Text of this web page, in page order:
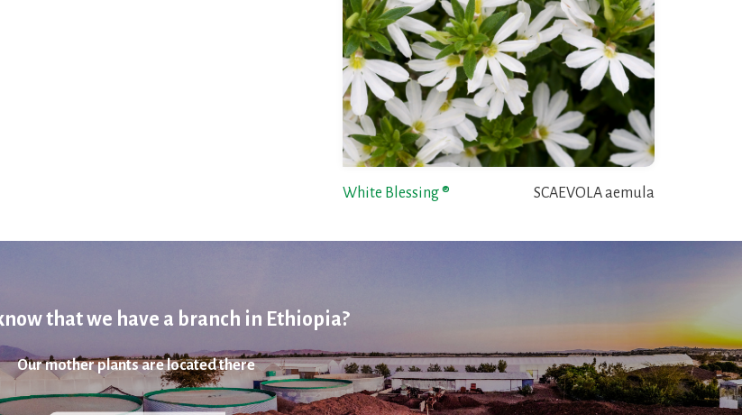
White Blessing ® SCAEVOLA aemula
that we have a branch in Ethiopia?
Our mother plants are located there